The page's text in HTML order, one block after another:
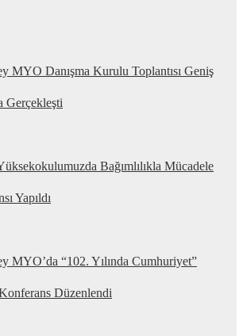
MYO Danışma Kurulu Toplantısı Geniş
Gerçekleşti
Bağımlılıkla Mücadele
Yapıldı
MYO’da “102. Yılında Cumhuriyet”
Düzenlendi